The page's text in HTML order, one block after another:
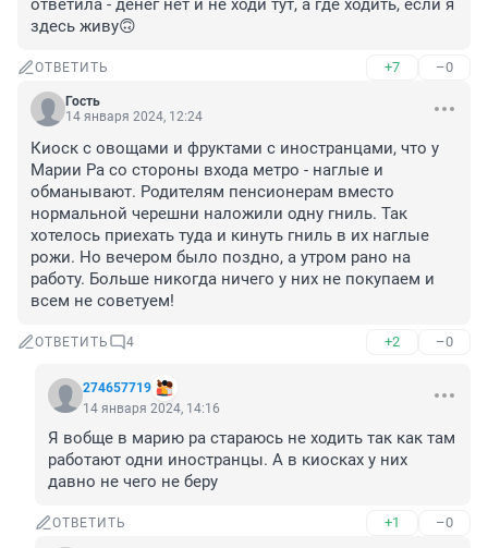
ответила - денег нет и не ходи тут, а где ходить, если я
здесь живу🙃
ОТВЕТИТЬ +7 –0
Гость
14 января 2024, 12:24
Киоск с овощами и фруктами с иностранцами, что у
Марии Ра со стороны входа метро - наглые и
обманывают. Родителям пенсионерам вместо
нормальной черешни наложили одну гниль. Так
хотелось приехать туда и кинуть гниль в их наглые
рожи. Но вечером было поздно, а утром рано на
работу. Больше никогда ничего у них не покупаем и
всем не советуем!
ОТВЕТИТЬ 4 +2 –0
274657719
14 января 2024, 14:16
Я вобще в марию ра стараюсь не ходить так как там
работают одни иностранцы. А в киосках у них
давно не чего не беру
ОТВЕТИТЬ +1 –0